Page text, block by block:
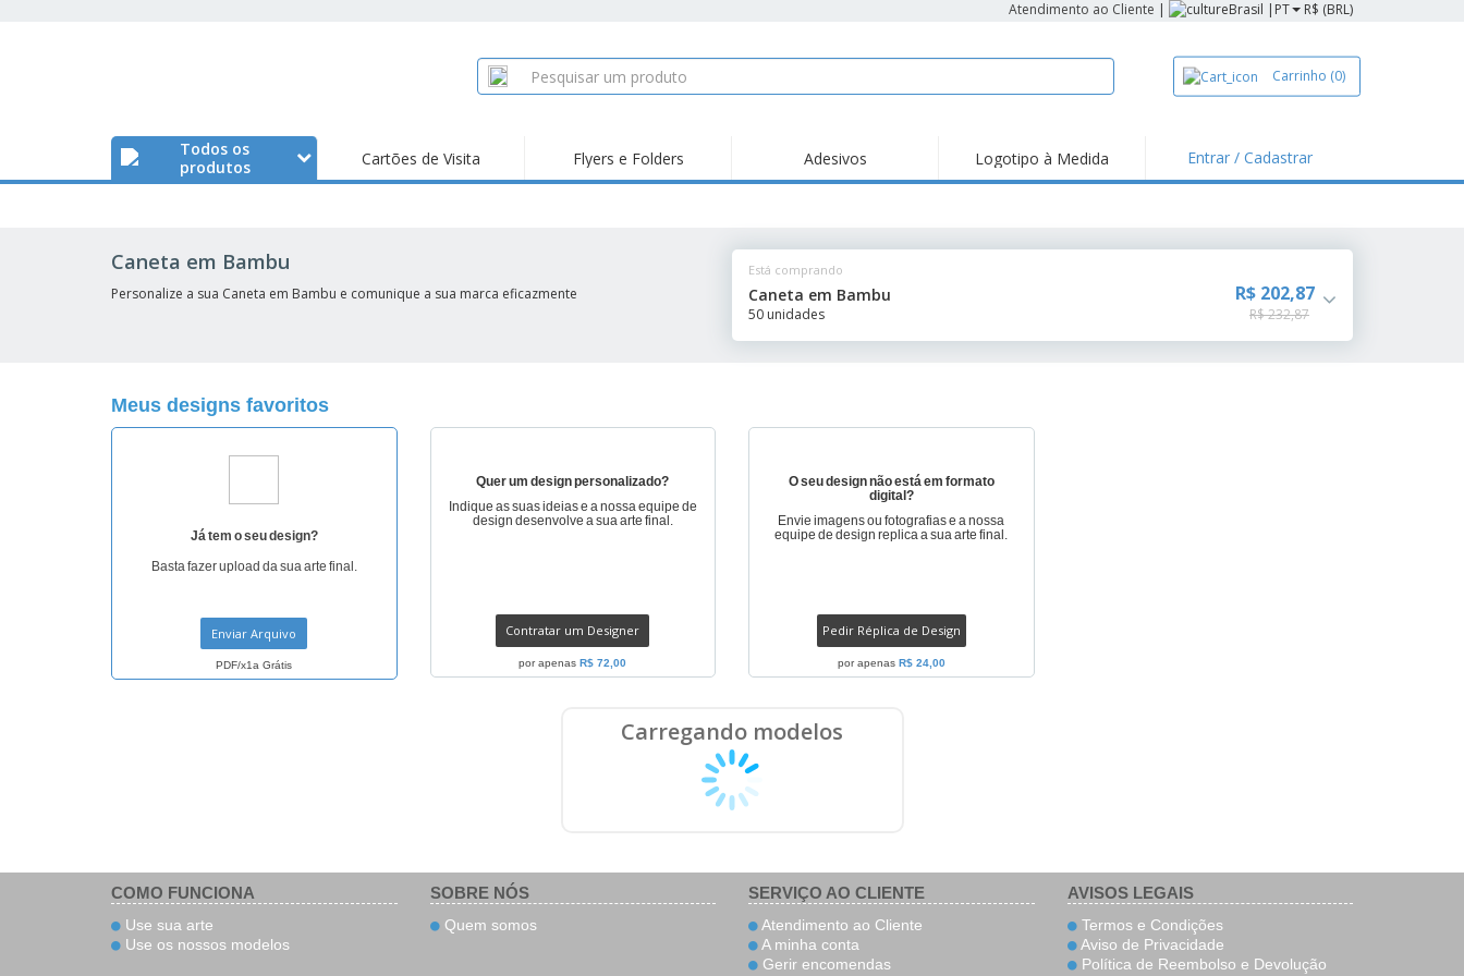
Atendimento ao Cliente | Brasil | PT R$ (BRL)
Carrinho (0)
Todos os
produtos
Cartões de Visita Flyers e Folders Adesivos Logotipo à Medida Entrar / Cadastrar
Caneta em Bambu
Personalize a sua Caneta em Bambu e comunique a sua marca eficazmente
Está comprando
Caneta em Bambu
50 unidades
R$ 202,87
R$ 232,87
Meus designs favoritos
Já tem o seu design?
Basta fazer upload da sua arte final.
Enviar Arquivo
PDF/x1a Grátis
Quer um design personalizado?
Indique as suas ideias e a nossa equipe de
design desenvolve a sua arte final.
Contratar um Designer
por apenasR$ 72,00
O seu design não está em formato
digital?
Envie imagens ou fotografias e a nossa
equipe de design replica a sua arte final.
Pedir Réplica de Design
por apenas R$ 24,00
Carregando modelos
COMO FUNCIONA
Use sua arte
Use os nossos modelos
SOBRE NÓS
Quem somos
SERVIÇO AO CLIENTE
Atendimento ao Cliente
A minha conta
Gerir encomendas
AVISOS LEGAIS
Termos e Condições
Aviso de Privacidade
Política de Reembolso e Devolução